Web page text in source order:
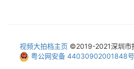
视频大拍档主页 ©2019-2021深圳市
粤公网安备 44030902001848号